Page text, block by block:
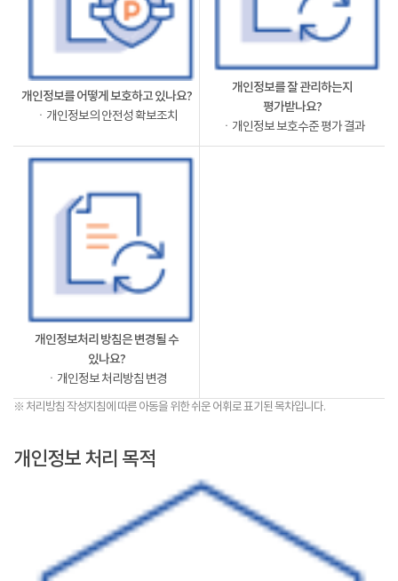
개인정보를 어떻게 보호하고 있나요?
ㆍ개인정보의 안전성 확보조치
개인정보를 잘 관리하는지
평가받나요?
ㆍ개인정보 보호수준 평가 결과
개인정보처리 방침은 변경될 수
있나요?
ㆍ개인정보 처리방침 변경
※ 처리방침 작성지침에 따른 아동을 위한 쉬운 어휘로 표기된 목차입니다.
개인정보 처리 목적